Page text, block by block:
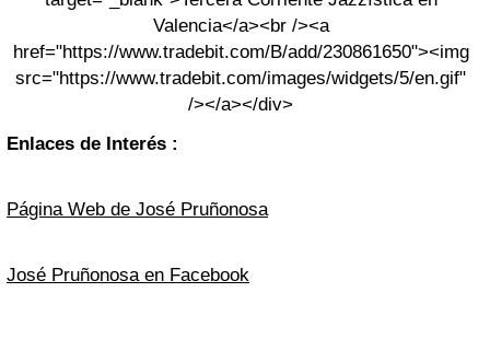
Valencia</a><br /><a
href="https://www.tradebit.com/B/add/230861650"><img
src="https://www.tradebit.com/images/widgets/5/en.gif"
/></a></div>
Enlaces de Interés :
Página Web de José Pruñonosa
José Pruñonosa en Facebook